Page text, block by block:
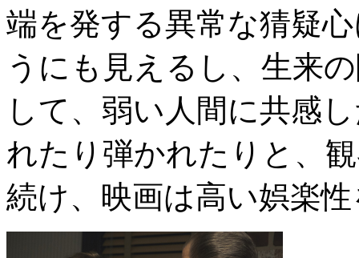
端を発する異常な猜疑
うにも見えるし、生来
して、弱い人間に共感
れたり弾かれたりと、
続け、映画は高い娯楽